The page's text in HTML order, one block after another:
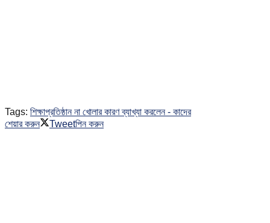
Tags: শিক্ষাপ্রতিষ্ঠান না খোলার কারণ ব্যাখ্যা করলেন - কাদের
শেয়ার করুন
Tweetপিন করুন